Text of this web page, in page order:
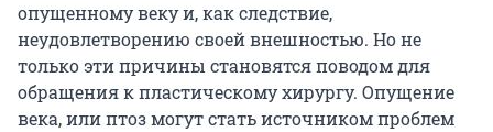
опущенному веку и, как следствие,
неудовлетворению своей внешностью. Но не
только эти причины становятся поводом для
обращения к пластическому хирургу. Опущение
века, или птоз могут стать источником проблем